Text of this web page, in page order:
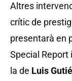
Altres
crític de
presentarà en
Special Report
la de Luis